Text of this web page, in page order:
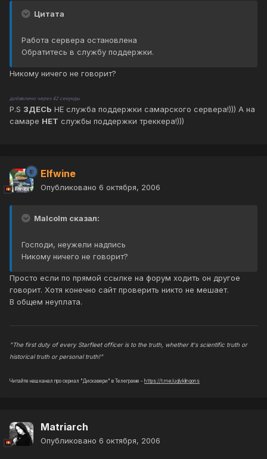
Цитата
Работа сервера остановлена
Обратитесь в службу поддержки.
Никому ничего не говорит?
добавлено через 42 секунды
P.S ЗДЕСЬ НЕ служба поддержки самарского сервера!))) А на
самаре НЕТ службы поддержки треккера!)))
Elfwine
Опубликовано 6 октября, 2006
Malcolm сказал:
Господи, неужели надпись
Никому ничего не говорит?
Просто если по прямой ссылке на форум ходить он другое
говорит. Хотя конечно сайт проверить никто не мешает.
В общем неуплата.
"The first duty of every Starfleet officer is to the truth, whether it's scientific truth or
historical truth or personal truth!"
Читайте наш канал про сериал "Дискавери" в Телеграме - https://t.me/uglyklingons
Matriarch
Опубликовано 6 октября, 2006